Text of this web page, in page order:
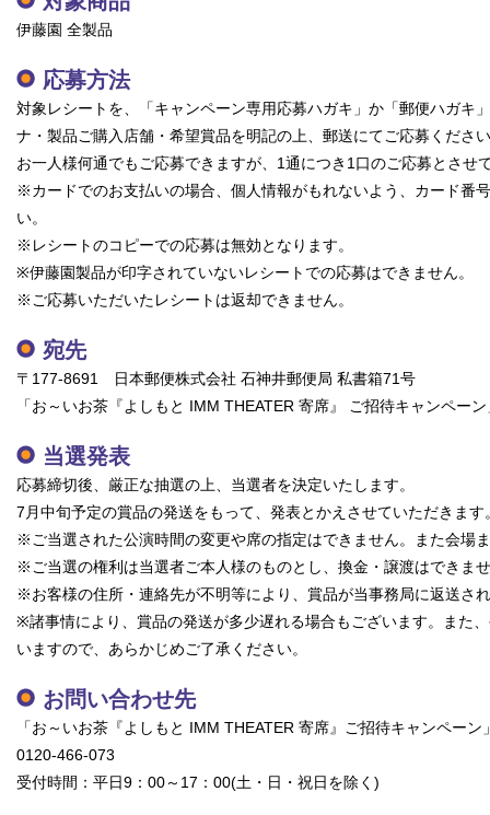
伊藤園 全製品
応募方法
対象レシートを、「キャンペーン専用応募ハガキ」か「郵便ハガキ
ナ・製品ご購入店舗・希望賞品を明記の上、郵送にてご応募くださ
お一人様何通でもご応募できますが、1通につき1口のご応募とさせ
※カードでのお支払いの場合、個人情報がもれないよう、カード番
い。
※レシートのコピーでの応募は無効となります。
※伊藤園製品が印字されていないレシートでの応募はできません。
※ご応募いただいたレシートは返却できません。
宛先
〒177-8691 日本郵便株式会社 石神井郵便局 私書箱71号
「お～いお茶『よしもと IMM THEATER 寄席』 ご招待キャンペー
当選発表
応募締切後、厳正な抽選の上、当選者を決定いたします。
7月中旬予定の賞品の発送をもって、発表とかえさせていただきます
※ご当選された公演時間の変更や席の指定はできません。また会場
※ご当選の権利は当選者ご本人様のものとし、換金・譲渡はできま
※お客様の住所・連絡先が不明等により、賞品が当事務局に返送さ
※諸事情により、賞品の発送が多少遅れる場合もございます。また
いますので、あらかじめご了承ください。
お問い合わせ先
「お～いお茶『よしもと IMM THEATER 寄席』ご招待キャンペーン
0120-466-073
受付時間：平日9：00～17：00(土・日・祝日を除く)